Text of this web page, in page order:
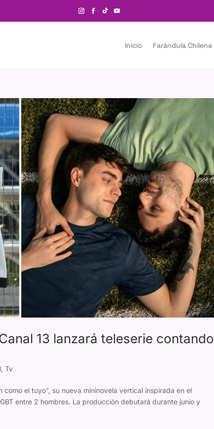
Inicio Farándula Chilena
13 lanzará teleserie contando
,Tv
el tuyo”, su nueva mininovela vertical inspirada en el
entre 2 hombres. La producción debutará durante junio y